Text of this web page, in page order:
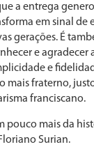
a entrega
em sinal de
gerações. É
e agradecer
e
mais fraterno,
franciscano.
pouco mais da
Surian.